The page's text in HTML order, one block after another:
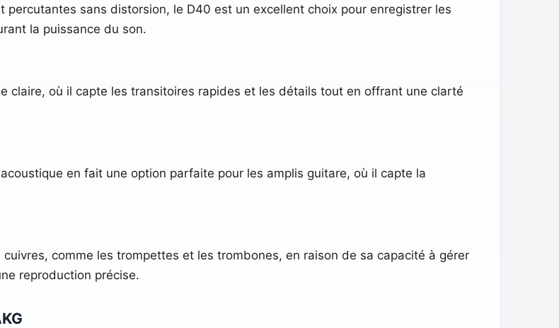
sans distorsion, le D40 est un excellent choix pour enregistrer les
la puissance du son.
claire, où il capte les transitoires rapides et les détails tout en offrant une clarté
en fait une option parfaite pour les amplis guitare, où il capte la
comme les trompettes et les trombones, en raison de sa capacité à gérer
reproduction précise.